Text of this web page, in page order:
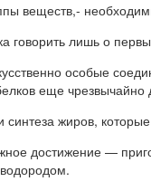
веществ,-
говорить лишь о
особые
еще чрезвычайно
жиров,
достижение —